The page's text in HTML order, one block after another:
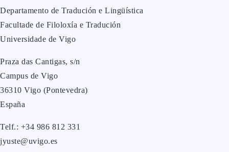
Departamento de Tradución e Lingüística
Facultade de Filoloxía e Tradución
Universidade de Vigo
Praza das Cantigas, s/n
Campus de Vigo
36310 Vigo (Pontevedra)
España
Telf.: +34 986 812 331
jyuste@uvigo.es